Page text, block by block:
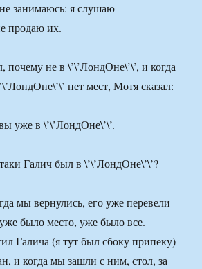
занимаюсь: я слушаю
продаю их.
не в \’\’ЛондОне\’\’, и когда
нет мест, Мотя сказал:
уже в \’\’ЛондОне\’\’.
Галич был в \’\’ЛондОне\’\’?
мы вернулись, его уже перевели
было место, уже было все.
Галича (я тут был сбоку припеку)
и когда мы зашли с ним, стол, за